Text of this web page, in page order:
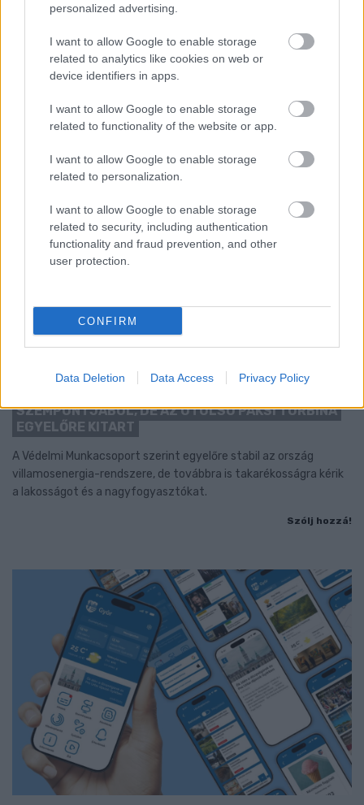
personalized advertising.
I want to allow Google to enable storage
related to analytics like cookies on web or
device identifiers in apps.
I want to allow Google to enable storage
related to functionality of the website or app.
I want to allow Google to enable storage
related to personalization.
I want to allow Google to enable storage
related to security, including authentication
functionality and fraud prevention, and other
user protection.
CONFIRM
Data Deletion Data Access Privacy Policy
kezelésében lévő épületek egy részét is érinti az intézkedés.
HŐSÉGRIASZTÁST, A KÖVETKEZŐ 48 ÓRA LEHET A
SZEMPONTJÁBÓL, DE AZ UTOLSÓ PAKSI TURBINA
EGYELŐRE KITART
A Védelmi Munkacsoport szerint egyelőre stabil az ország
villamosenergia-rendszere, de továbbra is takarékosságra kérik
a lakosságot és a nagyfogyasztókat.
Szólj hozzá!